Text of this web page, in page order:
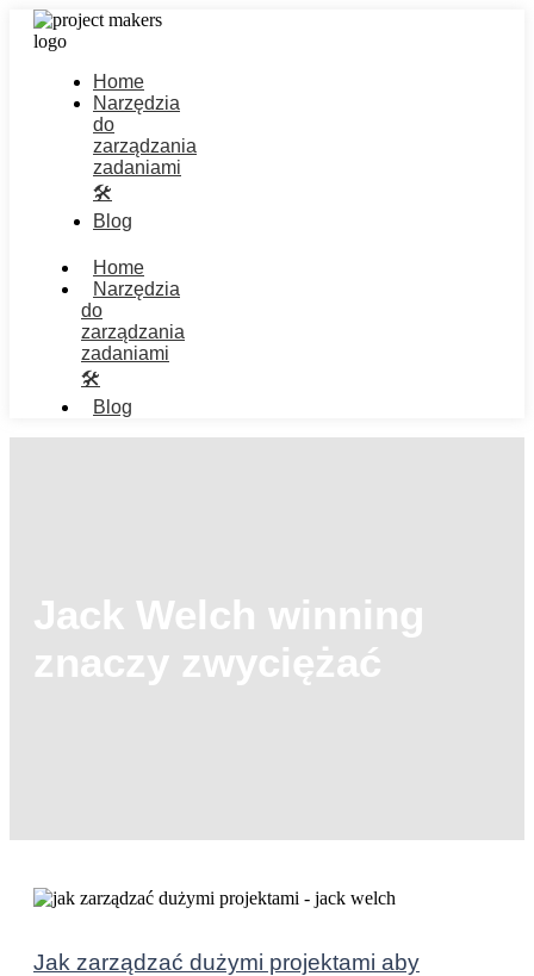
Home
Narzędzia
do
zarządzania
zadaniami
🛠️
Blog
Home
Narzędzia
do
zarządzania
zadaniami
🛠️
Blog
Jack Welch winning
znaczy zwyciężać
Jak zarządzać dużymi projektami aby